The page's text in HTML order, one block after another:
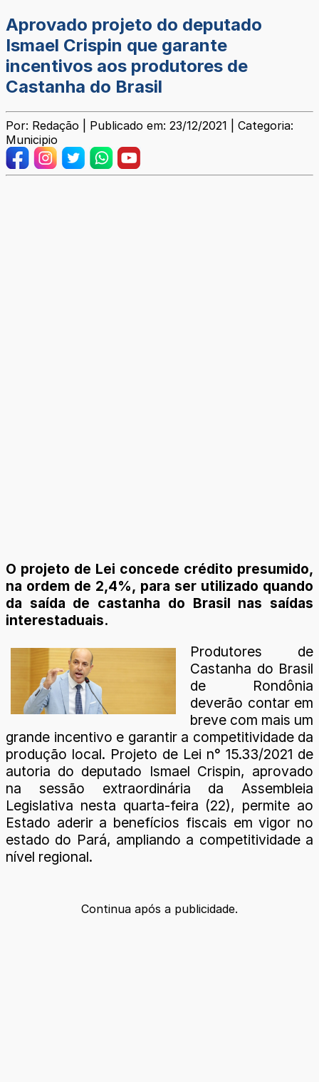
Aprovado projeto do deputado
Ismael Crispin que garante
incentivos aos produtores de
Castanha do Brasil
Por: Redação | Publicado em: 23/12/2021 | Categoria:
Municipio
O projeto de Lei concede crédito presumido,
na ordem de 2,4%, para ser utilizado quando
da saída de castanha do Brasil nas saídas
interestaduais.
Produtores de
Castanha do Brasil
de Rondônia
deverão contar em
breve com mais um
grande incentivo e garantir a competitividade da
produção local. Projeto de Lei n° 15.33/2021 de
autoria do deputado Ismael Crispin, aprovado
na sessão extraordinária da Assembleia
Legislativa nesta quarta-feira (22), permite ao
Estado aderir a benefícios fiscais em vigor no
estado do Pará, ampliando a competitividade a
nível regional.
Continua após a publicidade.